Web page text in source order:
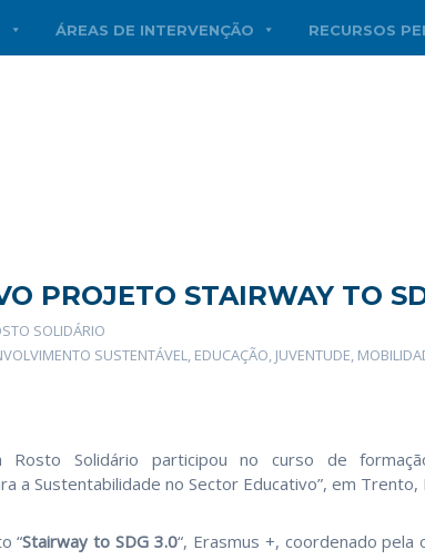
ÁREAS DE INTERVENÇÃO RECURSOS
PROJETO STAIRWAY TO
SOLIDÁRIO
SUSTENTÁVEL, EDUCAÇÃO, JUVENTUDE,
Rosto Solidário participou no curso de
a Sustentabilidade no Sector Educativo”, em Trento,
“Stairway to SDG 3.0“, Erasmus +, coordenado pela